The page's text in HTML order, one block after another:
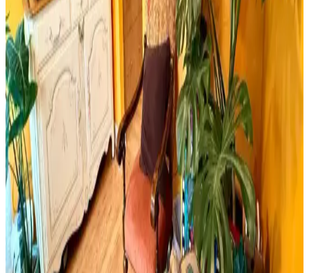
Milwaukee Alüminyum Şerit Metre 8mt 25mm
Dayanıklı ve Hassas Profesyonel Ölçüm Aracı
Milwaukee Alüminyum Şerit Metre 8 metre uzunluğu ve 25mm
genişliğiyle, dayanıklı yapısı ve yüksek hassasiyetiyle inşaat ve yapı
sektöründe güvenilir ölçüm sağlar.
Yıpranmış Banyolarda Renk Uyumu ve Mekan
Kullanımı İçin Doğru Boya Seçimi
Yıpranmış banyolarda slate zemin ve vintage detaylarla uyumlu
boya seçimi, sakin tonlar ve vurgu renkleriyle mekanın estetik ve
fonksiyonel dengesini sağlar.
Cadence Mermer Efekti Gümüş: Dekorasyonda Yeni
Trend ve Bilgi Eksikliği
Cadence mermer efekti gümüş ifadesi dekorasyonda yeni bir trend
olarak öne çıkıyor ancak mevcut arama sonuçlarında somut bilgi
bulunmuyor. Mermer ve gümüş tonları dekorasyonda şıklık sağlar.